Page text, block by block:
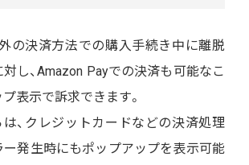
の決済方法での購入手続き中に離脱
し、Amazon Payでの決済も可能なこ
表示で訴求できます。
、クレジットカードなどの決済処理
発生時にもポップアップを表示可能